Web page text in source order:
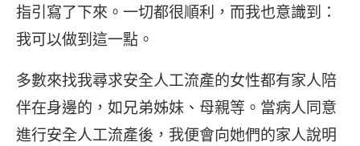
指引寫了下來。一切都很順利，而我也意識到：
我可以做到這一點。
多數來找我尋求安全人工流產的女性都有家人陪
伴在身邊的，如兄弟姊妹、母親等。當病人同意
進行安全人工流產後，我便會向她們的家人說明